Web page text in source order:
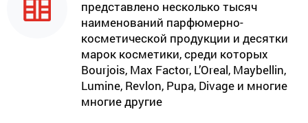
представлено несколько тысяч
наименований парфюмерно-
косметической продукции и десятки
марок косметики, среди которых
Bourjois, Max Factor, L’Oreal, Maybellin,
Lumine, Revlon, Pupa, Divage и многие
многие другие